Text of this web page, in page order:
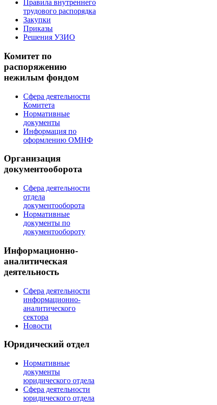
Правила внутреннего
трудового распорядка
Закупки
Приказы
Решения УЗИО
Комитет по
распоряжению
нежилым фондом
Сфера деятельности
Комитета
Нормативные
документы
Информация по
оформлению ОМНФ
Организация
документооборота
Сфера деятельности
отдела
документооборота
Нормативные
документы по
документообороту
Информационно-
аналитическая
деятельность
Сфера деятельности
информационно-
аналитического
сектора
Новости
Юридический отдел
Нормативные
документы
юридического отдела
Сфера деятельности
юридического отдела